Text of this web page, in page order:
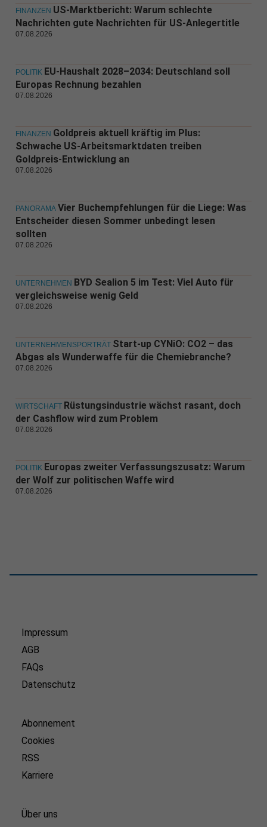
FINANZEN US-Marktbericht: Warum schlechte
Nachrichten gute Nachrichten für US-Anlegertitle
07.08.2026
POLITIK EU-Haushalt 2028–2034: Deutschland soll
Europas Rechnung bezahlen
07.08.2026
FINANZEN Goldpreis aktuell kräftig im Plus:
Schwache US-Arbeitsmarktdaten treiben
Goldpreis-Entwicklung an
07.08.2026
PANORAMA Vier Buchempfehlungen für die Liege: Was
Entscheider diesen Sommer unbedingt lesen
sollten
07.08.2026
UNTERNEHMEN BYD Sealion 5 im Test: Viel Auto für
vergleichsweise wenig Geld
07.08.2026
UNTERNEHMENSPORTRÄT Start-up CYNiO: CO2 – das
Abgas als Wunderwaffe für die Chemiebranche?
07.08.2026
WIRTSCHAFT Rüstungsindustrie wächst rasant, doch
der Cashflow wird zum Problem
07.08.2026
POLITIK Europas zweiter Verfassungszusatz: Warum
der Wolf zur politischen Waffe wird
07.08.2026
Impressum
AGB
FAQs
Datenschutz
Abonnement
Cookies
RSS
Karriere
Über uns